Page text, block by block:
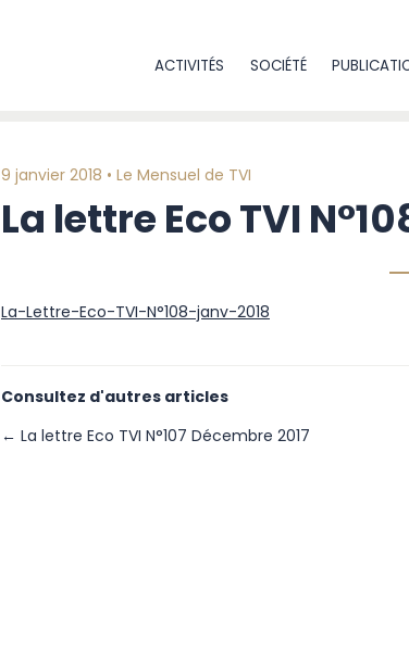
ACTIVITÉS SOCIÉTÉ
9 janvier 2018 • Le Mensuel de TVI
La lettre Eco TVI
La-Lettre-Eco-TVI-N°108-janv-2018
Consultez d'autres articles
← La lettre Eco TVI N°107 Décembre 2017